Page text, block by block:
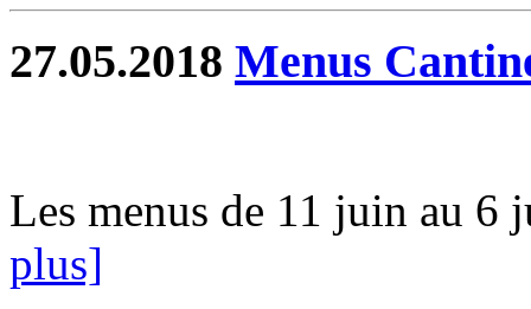
27.05.2018 Menus
Les menus de 11 juin au 6
plus]